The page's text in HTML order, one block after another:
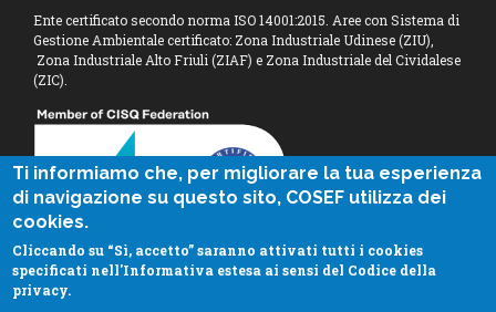
Ente certificato secondo norma ISO 14001:2015. Aree con Sistema di
Gestione Ambientale certificato: Zona Industriale Udinese (ZIU),
Zona Industriale Alto Friuli (ZIAF) e Zona Industriale del Cividalese
(ZIC).
Ti informiamo che, per migliorare la tua esperienza
di navigazione su questo sito, COSEF utilizza dei
cookies.
Cliccando su “Sì, accetto” saranno attivati tutti i cookies
specificati nell'Informativa estesa ai sensi del Codice della
privacy.